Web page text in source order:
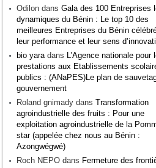
Odilondans Gala des 100 Entreprises
dynamiques du Bénin : Le top 10 des
meilleures Entreprises du Bénin
leur performance et leur sens
bio yaradans L’Agence nationale pour
prestations aux Etablissements
publics : (ANaPES)Le plan de
gouvernement
Roland gnimadydans Transformation
agroindustrielle des fruits : Pour une
exploitation agroindustrielle de la
star (appelée chez nous au Bénin :
Azongwégwé)
Roch NEPOdans Fermeture des